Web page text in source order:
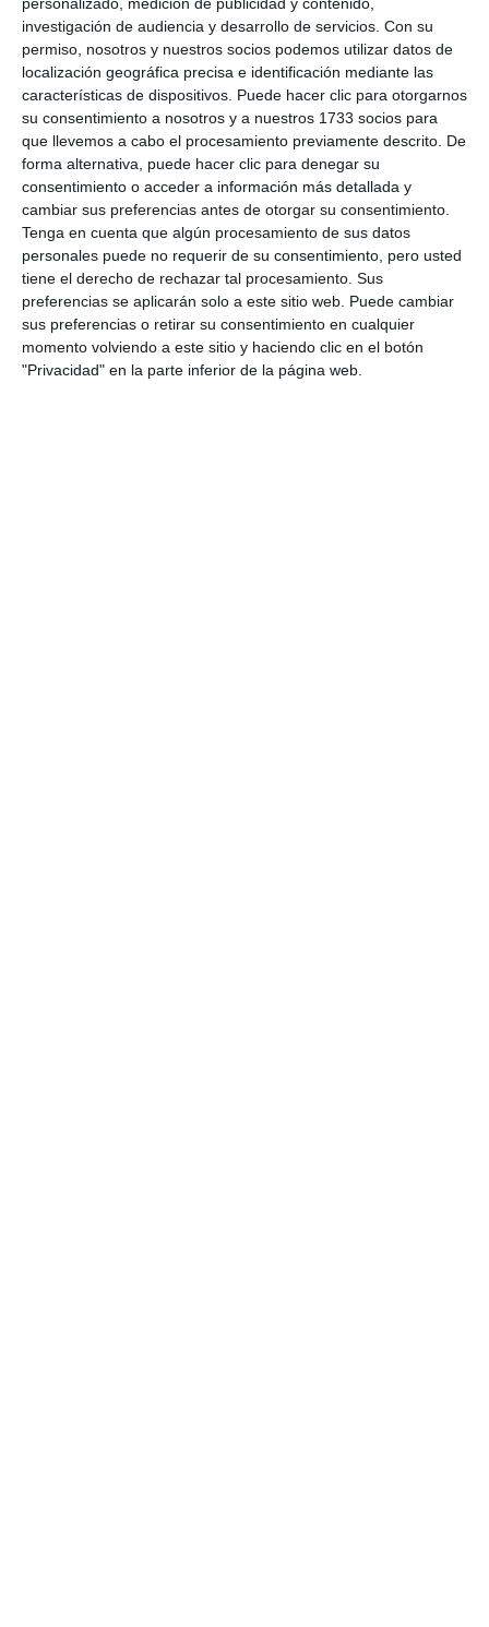
personalizado, medición de publicidad y contenido,
investigación de audiencia y desarrollo de servicios. Con su
permiso, nosotros y nuestros socios podemos utilizar datos de
localización geográfica precisa e identificación mediante las
características de dispositivos. Puede hacer clic para otorgarnos
su consentimiento a nosotros y a nuestros 1733 socios para
que llevemos a cabo el procesamiento previamente descrito. De
forma alternativa, puede hacer clic para denegar su
consentimiento o acceder a información más detallada y
cambiar sus preferencias antes de otorgar su consentimiento.
Tenga en cuenta que algún procesamiento de sus datos
personales puede no requerir de su consentimiento, pero usted
tiene el derecho de rechazar tal procesamiento. Sus
preferencias se aplicarán solo a este sitio web. Puede cambiar
sus preferencias o retirar su consentimiento en cualquier
momento volviendo a este sitio y haciendo clic en el botón
"Privacidad" en la parte inferior de la página web.